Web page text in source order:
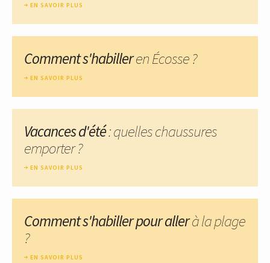
EN SAVOIR PLUS
Comment s'habilleren Écosse ?
EN SAVOIR PLUS
Vacances d'été: quelles chaussures
emporter ?
EN SAVOIR PLUS
Comment s'habiller pour allerà la plage
?
EN SAVOIR PLUS